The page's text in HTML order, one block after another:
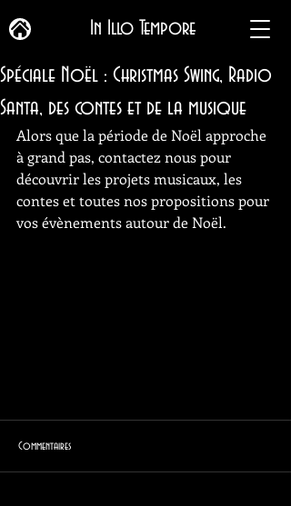
In Illo Tempore
Spéciale Noël : Christmas Swing, Radio
Santa, des contes et de la musique
Alors que la période de Noël approche
à grand pas, contactez nous pour
découvrir les projets musicaux, les
contes et toutes nos propositions pour
vos évènements autour de Noël.
Commentaires